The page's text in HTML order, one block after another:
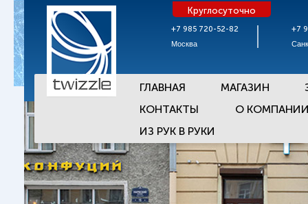
+7 985 720-52-82
Москва
Круглосуточно
+7
ГЛАВНАЯ МАГАЗИН
КОНТАКТЫ
О
ИЗ РУК В РУКИ